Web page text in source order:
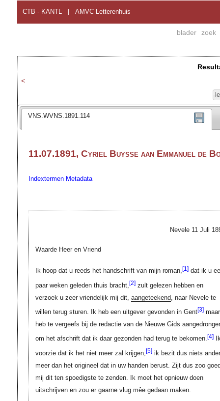
CTB - KANTL AMVC Letterenhuis
blader zoek
<
VNS.WVNS.1891.114
11.07.1891, Cyriel Buysse aan Emmanuel de
Indextermen Metadata
Nevele 11 Juli
Waarde Heer en Vriend
Ik hoop dat u reeds het handschrift van mijn roman,[1]dat ik u
paar weken geleden thuis bracht, [2]zult gelezen hebben en
verzoek u zeer vriendelijk mij dit, aangeteekend , naar Nevele te
willen terug sturen. Ik heb een uitgever gevonden in Gent[3]maar
heb te vergeefs bij de redactie van de Nieuwe Gids
om het afschrift dat ik daar gezonden had terug te bekomen.[4]
voorzie dat ik het niet meer zal krijgen, [5]ik bezit dus niets
meer dan het origineel dat in uw handen berust. Zijt dus zoo
mij dit ten spoedigste te zenden. Ik moet het opnieuw doen
uitschrijven en zou er gaarne vlug mêe gedaan maken.